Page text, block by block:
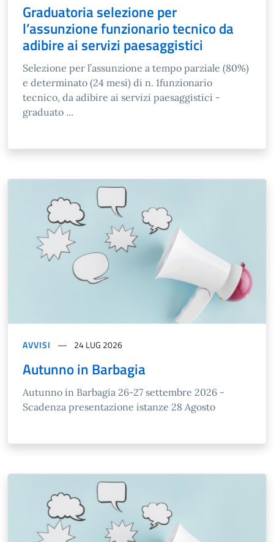
Graduatoria selezione per
l’assunzione funzionario tecnico da
adibire ai servizi paesaggistici
Selezione per l’assunzione a tempo parziale (80%)
e determinato (24 mesi) di n. 1funzionario
tecnico, da adibire ai servizi paesaggistici -
graduato ...
AVVISI 24 LUG 2026
Autunno in Barbagia
Autunno in Barbagia 26-27 settembre 2026 -
Scadenza presentazione istanze 28 Agosto